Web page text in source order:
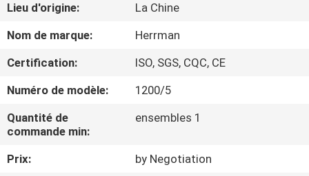
A
PROPOS
DE
VISITE
Lieu d'origine:
La Chine
Nom de marque:
Herrman
Certification:
ISO, SGS, CQC, CE
Numéro de modèle:
1200/5
Quantité de
commande min:
ensembles 1
Prix:
by Negotiation